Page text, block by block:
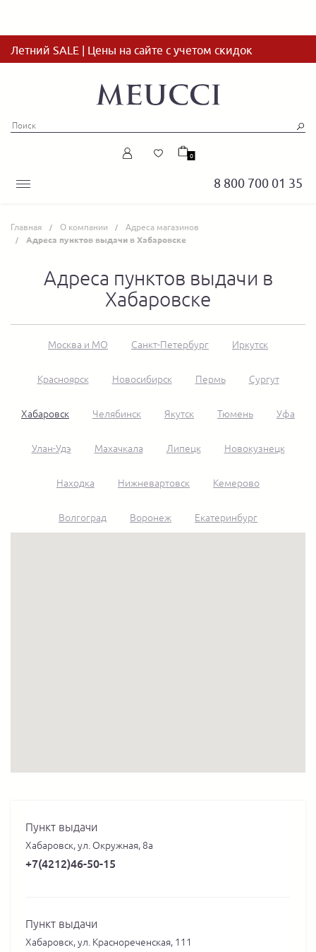
Летний SALE | Цены на сайте с учетом скидок
8 800 700 01 35
0
Главная О компании Адреса магазинов
Адреса пунктов выдачи в Хабаровске
Адреса пунктов выдачи в
Хабаровске
Москва и МО Санкт-Петербург Иркутск
Красноярск Новосибирск Пермь Сургут
Хабаровск Челябинск Якутск Тюмень Уфа
Улан-Удэ Махачкала Липецк Новокузнецк
Находка Нижневартовск Кемерово
Волгоград Воронеж Екатеринбург
Пункт выдачи
Хабаровск, ул. Окружная, 8а
+7(4212)46-50-15
Пункт выдачи
Хабаровск, ул. Краснореченская, 111